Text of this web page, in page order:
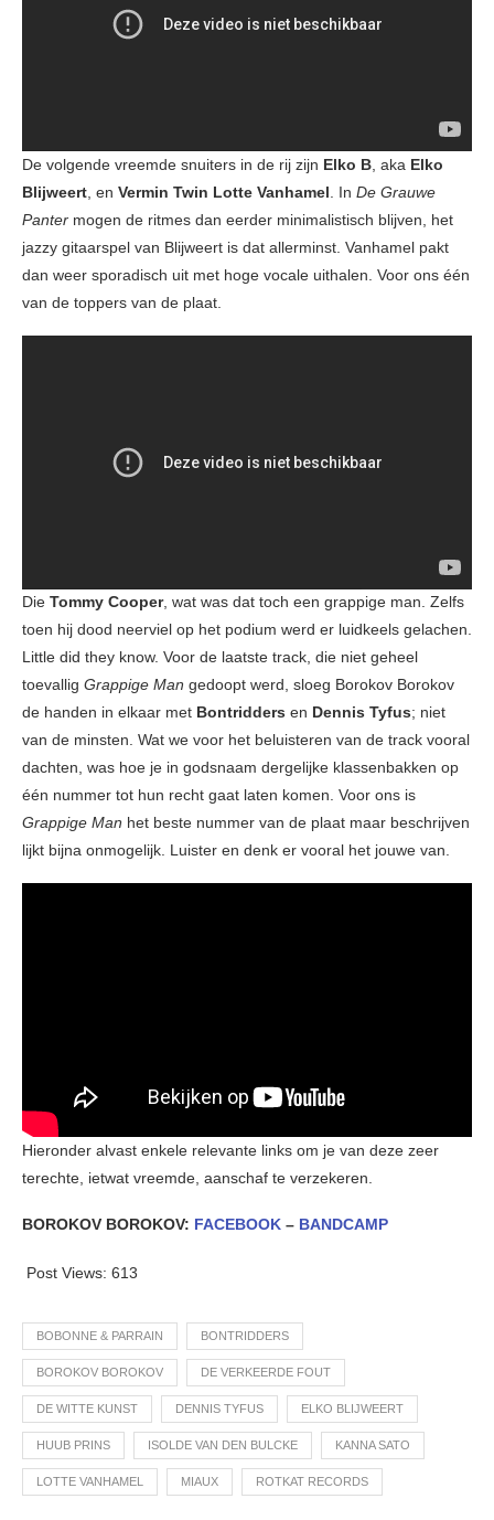
De volgende vreemde snuiters in de rij zijn Elko B , aka Elko
Blijweert , en Vermin Twin Lotte Vanhamel . In De Grauwe
Panter mogen de ritmes dan eerder minimalistisch blijven, het
jazzy gitaarspel van Blijweert is dat allerminst. Vanhamel pakt
dan weer sporadisch uit met hoge vocale uithalen. Voor ons één
van de toppers van de plaat.
Die Tommy Cooper, wat was dat toch een grappige man. Zelfs
toen hij dood neerviel op het podium werd er luidkeels gelachen.
Little did they know. Voor de laatste track, die niet geheel
toevallig Grappige Man gedoopt werd, sloeg Borokov Borokov
de handen in elkaar met Bontridders en Dennis Tyfus; niet
van de minsten. Wat we voor het beluisteren van de track vooral
dachten, was hoe je in godsnaam dergelijke klassenbakken op
één nummer tot hun recht gaat laten komen. Voor ons is
Grappige Man het beste nummer van de plaat maar beschrijven
lijkt bijna onmogelijk. Luister en denk er vooral het jouwe van.
Hieronder alvast enkele relevante links om je van deze zeer
terechte, ietwat vreemde, aanschaf te verzekeren.
BOROKOV BOROKOV: FACEBOOK – BANDCAMP
Post Views: 613
BOBONNE & PARRAIN BONTRIDDERS
BOROKOV BOROKOV DE VERKEERDE FOUT
DE WITTE KUNST DENNIS TYFUS ELKO BLIJWEERT
HUUB PRINS ISOLDE VAN DEN BULCKE KANNA SATO
LOTTE VANHAMEL MIAUX ROTKAT RECORDS